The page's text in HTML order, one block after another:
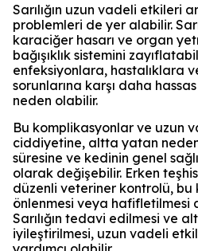
Sarılığın uzun vadeli etkileri
problemleri de yer alabilir.
karaciğer hasarı ve organ
bağışıklık sistemini
enfeksiyonlara, hastalıklara
sorunlarına karşı daha
neden olabilir.
Bu komplikasyonlar ve uzun
ciddiyetine, altta yatan
süresine ve kedinin genel
olarak değişebilir. Erken
düzenli veteriner kontrolü, bu
önlenmesi veya hafifletilmesi
Sarılığın tedavi edilmesi ve
iyileştirilmesi, uzun vadeli